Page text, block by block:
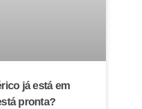
já está em
pronta?